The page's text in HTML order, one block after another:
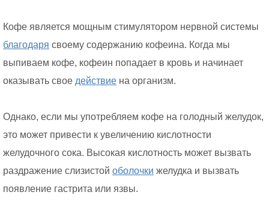
Кофе является мощным стимулятором нервной системы
благодаря своему содержанию кофеина. Когда мы
выпиваем кофе, кофеин попадает в кровь и начинает
оказывать свое действие на организм.
Однако, если мы употребляем кофе на голодный желудок,
это может привести к увеличению кислотности
желудочного сока. Высокая кислотность может вызвать
раздражение слизистой оболочки желудка и вызвать
появление гастрита или язвы.